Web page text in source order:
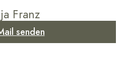
Franz
senden